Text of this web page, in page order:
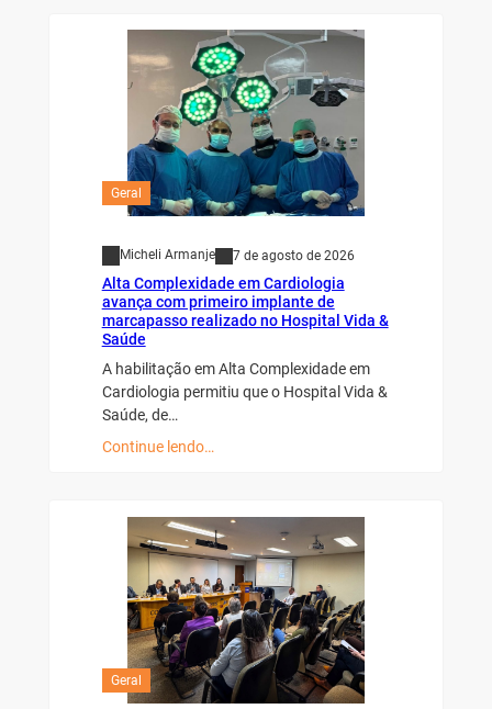
Geral
Micheli Armanje 7 de agosto de 2026
Alta Complexidade em Cardiologia
avança com primeiro implante de
marcapasso realizado no Hospital Vida &
Saúde
A habilitação em Alta Complexidade em
Cardiologia permitiu que o Hospital Vida &
Saúde, de…
Continue lendo…
Geral